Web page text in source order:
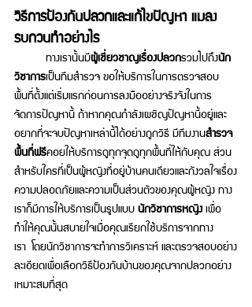
วิธีการป้องกันปลวกและแก้ไขปัญหา แมลง
รบกวนทำอย่างไร
	ทางเรานั้นมี
ผู้เชี่ยวชาญเรื่องปลวกรวมไปถึงนัก
วิชาการเป็นทีมสำรวจ ขอให้บริการในการตรวจสอบ
พื้นที่ตั้งแต่เริ่มแรกก่อนการลงมืออย่างจริงจังในการ
จัดการปัญหานี้ ถ้าหากคุณกำลังเผชิญปัญหานี้อยู่และ
อยากที่จะจบปัญหาเหล่านี้ได้อย่างถูกวิธี มีทีมงานสำรวจ
พื้นที่ฟรีคอยให้บริการดูทุกจุดดูทุกพื้นที่ให้กับคุณ ส่วน
สำหรับใครที่เป็นผู้หญิงที่อยู่บ้านคนเดียวและกังวลใจเรื่อง
ความปลอดภัยและความเป็นส่วนตัวของคุณผู้หญิง ทาง
เราก็มีการให้บริการเป็นรูปแบบ นักวิชาการหญิง เพื่อ
ทำให้คุณนั้นสบายใจเมื่อคุณเรียกใช้บริการจากทาง
เรา โดยนักวิชาการจะทำการวิเคราะห์ และตรวจสอบอย่าง
ละเอียดเพื่อเลือกวิธีป้องกันบ้านของคุณจากปลวกอย่าง
เหมาะสมที่สุด